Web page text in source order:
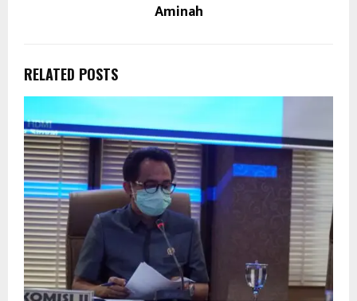
Aminah
RELATED POSTS